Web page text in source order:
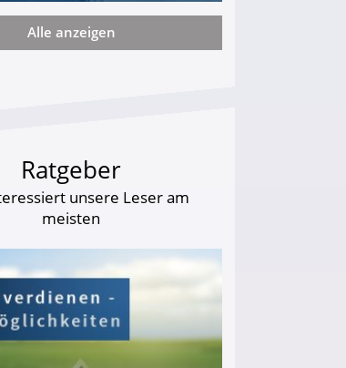
finanziellen Ruin!
Alle anzeigen
Ratgeber
unsere Leser am
meisten